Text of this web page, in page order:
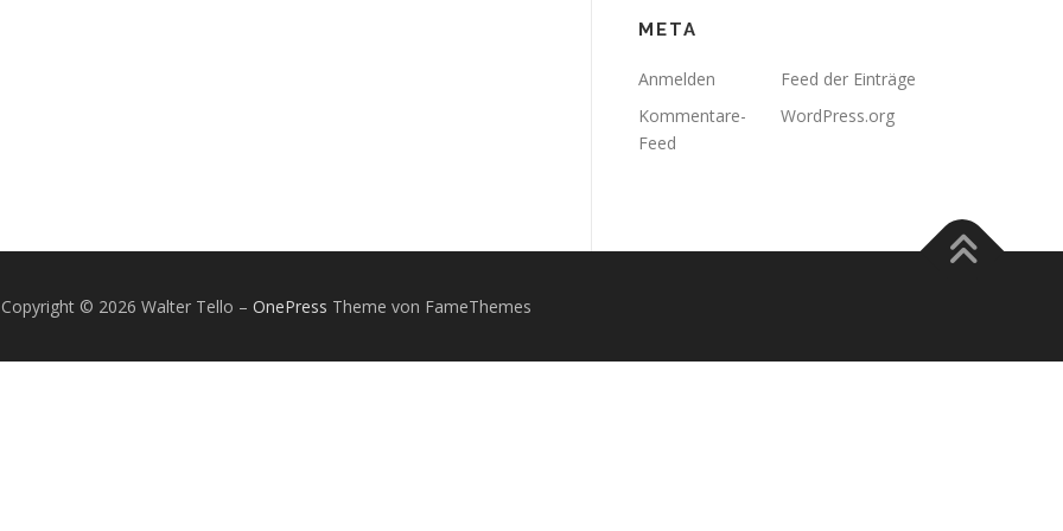
META
Anmelden
Feed der Einträge
Kommentare-
Feed
WordPress.org
Copyright © 2026 Walter Tello – OnePress Theme von FameThemes